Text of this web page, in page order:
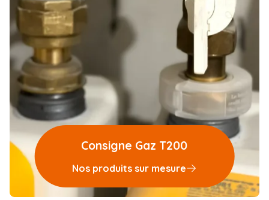
Consigne Gaz T200
Nos produits sur mesure